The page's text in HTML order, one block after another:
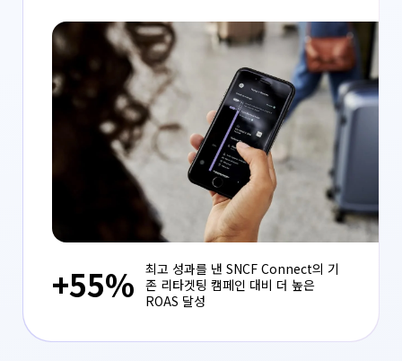
+55%
최고 성과를 낸 SNCF Connect의 기
존 리타겟팅 캠페인 대비 더 높은
ROAS 달성